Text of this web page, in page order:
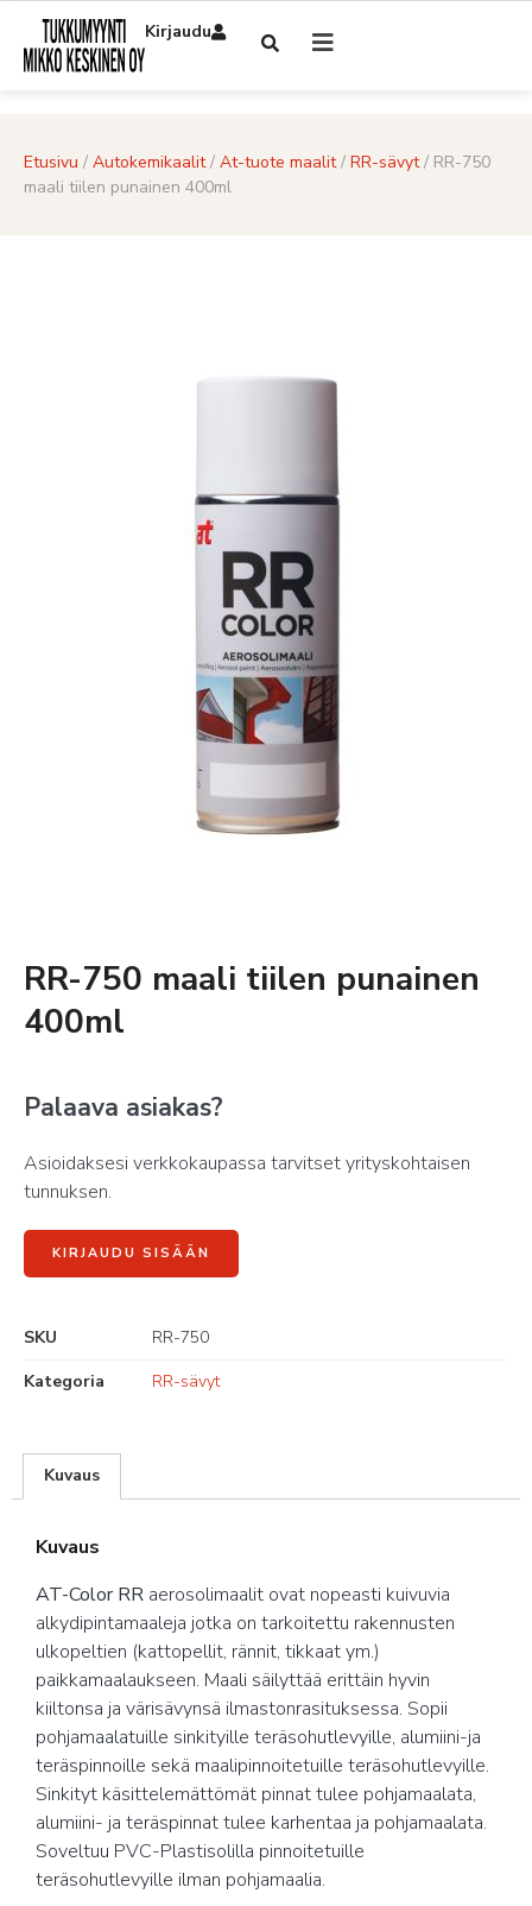
Kirjaudu
Etusivu / Autokemikaalit/ At-tuote maalit/ RR-sävyt/ RR-750
maali tiilen punainen 400ml
RR-750 maali tiilen punainen
400ml
Palaava asiakas?
Asioidaksesi verkkokaupassa tarvitset yrityskohtaisen
tunnuksen.
KIRJAUDU SISÄÄN
SKU
RR-750
Kategoria
RR-sävyt
Kuvaus
Kuvaus
AT-Color RR aerosolimaalit ovat nopeasti kuivuvia
alkydipintamaaleja jotka on tarkoitettu rakennusten
ulkopeltien (kattopellit, rännit, tikkaat ym.)
paikkamaalaukseen. Maali säilyttää erittäin hyvin
kiiltonsa ja värisävynsä ilmastonrasituksessa. Sopii
pohjamaalatuille sinkityille teräsohutlevyille, alumiini-ja
teräspinnoille sekä maalipinnoitetuille teräsohutlevyille.
Sinkityt käsittelemättömät pinnat tulee pohjamaalata,
alumiini- ja teräspinnat tulee karhentaa ja pohjamaalata.
Soveltuu PVC-Plastisolilla pinnoitetuille
teräsohutlevyille ilman pohjamaalia.